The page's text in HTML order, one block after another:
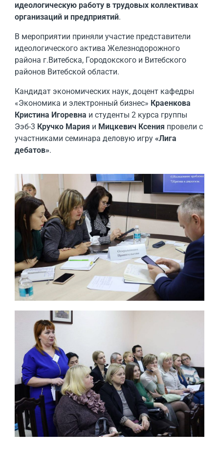
идеологическую работу в трудовых коллективах
организаций и предприятий.
В мероприятии приняли участие представители
идеологического актива Железнодорожного
района г.Витебска, Городокского и Витебского
районов Витебской области.
Кандидат экономических наук, доцент кафедры
«Экономика и электронный бизнес» Краенкова
Кристина Игоревна и студенты 2 курса группы
Ээб-3 Кручко Мария и Мицкевич Ксения провели с
участниками семинара деловую игру «Лига
дебатов».